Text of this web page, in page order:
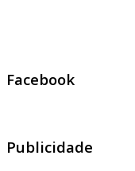
Facebook
Publicidade